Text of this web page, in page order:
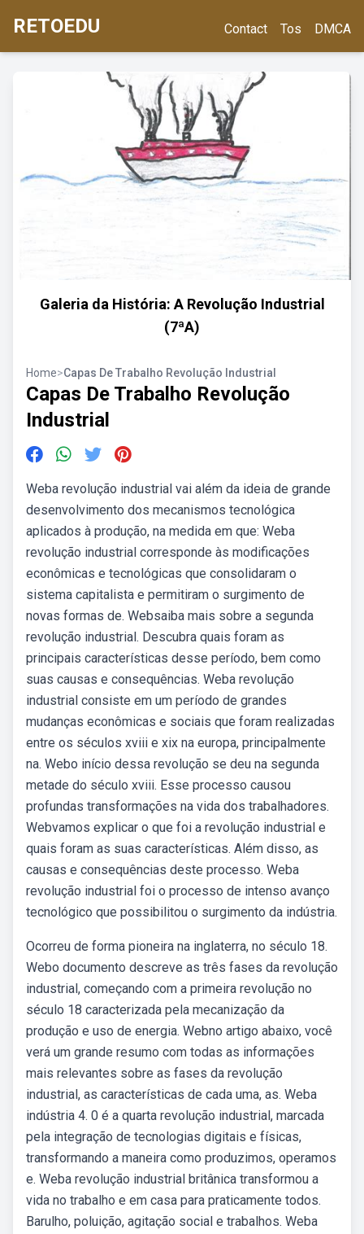
RETOEDU Contact Tos DMCA
Galeria da História: A Revolução Industrial
(7ªA)
Home>Capas De Trabalho Revolução Industrial
Capas De Trabalho Revolução
Industrial
Weba revolução industrial vai além da ideia de grande
desenvolvimento dos mecanismos tecnológica
aplicados à produção, na medida em que: Weba
revolução industrial corresponde às modificações
econômicas e tecnológicas que consolidaram o
sistema capitalista e permitiram o surgimento de
novas formas de. Websaiba mais sobre a segunda
revolução industrial. Descubra quais foram as
principais características desse período, bem como
suas causas e consequências. Weba revolução
industrial consiste em um período de grandes
mudanças econômicas e sociais que foram realizadas
entre os séculos xviii e xix na europa, principalmente
na. Webo início dessa revolução se deu na segunda
metade do século xviii. Esse processo causou
profundas transformações na vida dos trabalhadores.
Webvamos explicar o que foi a revolução industrial e
quais foram as suas características. Além disso, as
causas e consequências deste processo. Weba
revolução industrial foi o processo de intenso avanço
tecnológico que possibilitou o surgimento da indústria.
Ocorreu de forma pioneira na inglaterra, no século 18.
Webo documento descreve as três fases da revolução
industrial, começando com a primeira revolução no
século 18 caracterizada pela mecanização da
produção e uso de energia. Webno artigo abaixo, você
verá um grande resumo com todas as informações
mais relevantes sobre as fases da revolução
industrial, as características de cada uma, as. Weba
indústria 4. 0 é a quarta revolução industrial, marcada
pela integração de tecnologias digitais e físicas,
transformando a maneira como produzimos, operamos
e. Weba revolução industrial britânica transformou a
vida no trabalho e em casa para praticamente todos.
Barulho, poluição, agitação social e trabalhos. Weba